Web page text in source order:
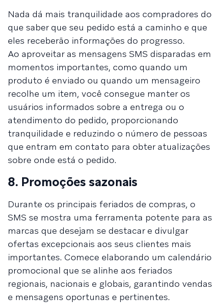
Nada dá mais tranquilidade aos compradores do
que saber que seu pedido está a caminho e que
eles receberão informações do progresso.
Ao aproveitar as mensagens SMS disparadas em
momentos importantes, como quando um
produto é enviado ou quando um mensageiro
recolhe um item, você consegue manter os
usuários informados sobre a entrega ou o
atendimento do pedido, proporcionando
tranquilidade e reduzindo o número de pessoas
que entram em contato para obter atualizações
sobre onde está o pedido.
8. Promoções sazonais
Durante os principais feriados de compras, o
SMS se mostra uma ferramenta potente para as
marcas que desejam se destacar e divulgar
ofertas excepcionais aos seus clientes mais
importantes. Comece elaborando um calendário
promocional que se alinhe aos feriados
regionais, nacionais e globais, garantindo vendas
e mensagens oportunas e pertinentes.